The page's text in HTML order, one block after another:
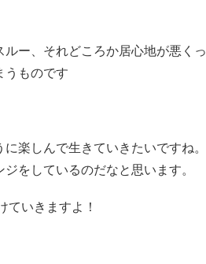
ー、それどころか居心地が悪くっ
うものです
楽しんで生きていきたいですね。
をしているのだなと思います。
ていきますよ！